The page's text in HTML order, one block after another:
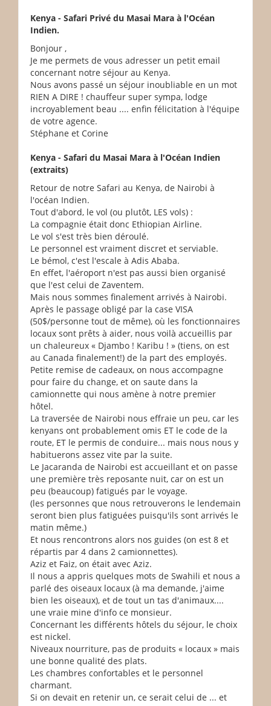
Kenya - Safari Privé du Masai Mara à l'Océan
Indien.
Bonjour ,
Je me permets de vous adresser un petit email
concernant notre séjour au Kenya.
Nous avons passé un séjour inoubliable en un mot
RIEN A DIRE ! chauffeur super sympa, lodge
incroyablement beau .... enfin félicitation à l'équipe
de votre agence.
Stéphane et Corine
Kenya - Safari du Masai Mara à l'Océan Indien
(extraits)
Retour de notre Safari au Kenya, de Nairobi à
l'océan Indien.
Tout d'abord, le vol (ou plutôt, LES vols) :
La compagnie était donc Ethiopian Airline.
Le vol s'est très bien déroulé.
Le personnel est vraiment discret et serviable.
Le bémol, c'est l'escale à Adis Ababa.
En effet, l'aéroport n'est pas aussi bien organisé
que l'est celui de Zaventem.
Mais nous sommes finalement arrivés à Nairobi.
Après le passage obligé par la case VISA
(50$/personne tout de même), où les fonctionnaires
locaux sont prêts à aider, nous voilà accueillis par
un chaleureux « Djambo ! Karibu ! » (tiens, on est
au Canada finalement!) de la part des employés.
Petite remise de cadeaux, on nous accompagne
pour faire du change, et on saute dans la
camionnette qui nous amène à notre premier
hôtel.
La traversée de Nairobi nous effraie un peu, car les
kenyans ont probablement omis ET le code de la
route, ET le permis de conduire... mais nous nous y
habituerons assez vite par la suite.
Le Jacaranda de Nairobi est accueillant et on passe
une première très reposante nuit, car on est un
peu (beaucoup) fatigués par le voyage.
(les personnes que nous retrouverons le lendemain
seront bien plus fatiguées puisqu'ils sont arrivés le
matin même.)
Et nous rencontrons alors nos guides (on est 8 et
répartis par 4 dans 2 camionnettes).
Aziz et Faiz, on était avec Aziz.
Il nous a appris quelques mots de Swahili et nous a
parlé des oiseaux locaux (à ma demande, j'aime
bien les oiseaux), et de tout un tas d'animaux....
une vraie mine d'info ce monsieur.
Concernant les différents hôtels du séjour, le choix
est nickel.
Niveaux nourriture, pas de produits « locaux » mais
une bonne qualité des plats.
Les chambres confortables et le personnel
charmant.
Si on devait en retenir un, ce serait celui de ... et